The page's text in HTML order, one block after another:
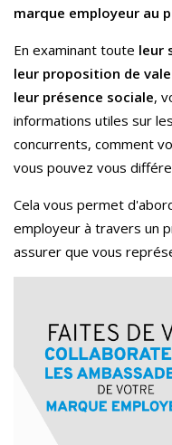
marque employeur au
En examinant toute leur
leur proposition de
leur présence sociale,
informations utiles sur
concurrents, comment
vous pouvez vous
Cela vous permet
employeur à travers un
assurer que vous